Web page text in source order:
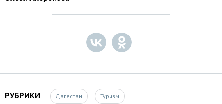
РУБРИКИ Дагестан Туризм